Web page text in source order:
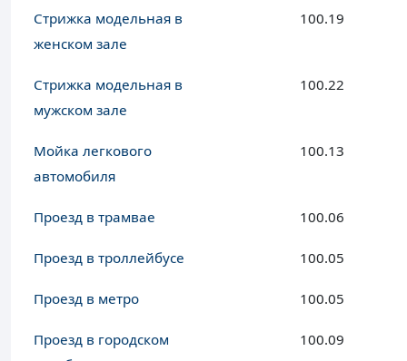
Стрижка модельная в
женском зале
100.19
Стрижка модельная в
мужском зале
100.22
Мойка легкового
автомобиля
100.13
Проезд в трамвае 100.06
Проезд в троллейбусе 100.05
Проезд в метро 100.05
Проезд в городском
100.09